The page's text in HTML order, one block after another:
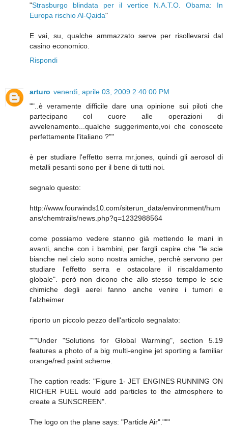
"Strasburgo blindata per il vertice N.A.T.O. Obama: In
Europa rischio Al-Qaida"
E vai, su, qualche ammazzato serve per risollevarsi dal
casino economico.
Rispondi
arturo venerdì, aprile 03, 2009 2:40:00 PM
""..è veramente difficile dare una opinione sui piloti che
partecipano col cuore alle operazioni di
avvelenamento...qualche suggerimento,voi che conoscete
perfettamente l'italiano ?""
è per studiare l'effetto serra mr.jones, quindi gli aerosol di
metalli pesanti sono per il bene di tutti noi.
segnalo questo:
http://www.fourwinds10.com/siterun_data/environment/hum
ans/chemtrails/news.php?q=1232988564
come possiamo vedere stanno già mettendo le mani in
avanti, anche con i bambini, per fargli capire che "le scie
bianche nel cielo sono nostra amiche, perchè servono per
studiare l'effetto serra e ostacolare il riscaldamento
globale". però non dicono che allo stesso tempo le scie
chimiche degli aerei fanno anche venire i tumori e
l'alzheimer
riporto un piccolo pezzo dell'articolo segnalato:
"""Under "Solutions for Global Warming", section 5.19
features a photo of a big multi-engine jet sporting a familiar
orange/red paint scheme.
The caption reads: "Figure 1- JET ENGINES RUNNING ON
RICHER FUEL would add particles to the atmosphere to
create a SUNSCREEN".
The logo on the plane says: "Particle Air"."""